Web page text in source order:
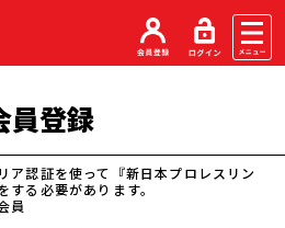
員登録
ア認証を使って『新日本プロレスリン
る必要があります。
員